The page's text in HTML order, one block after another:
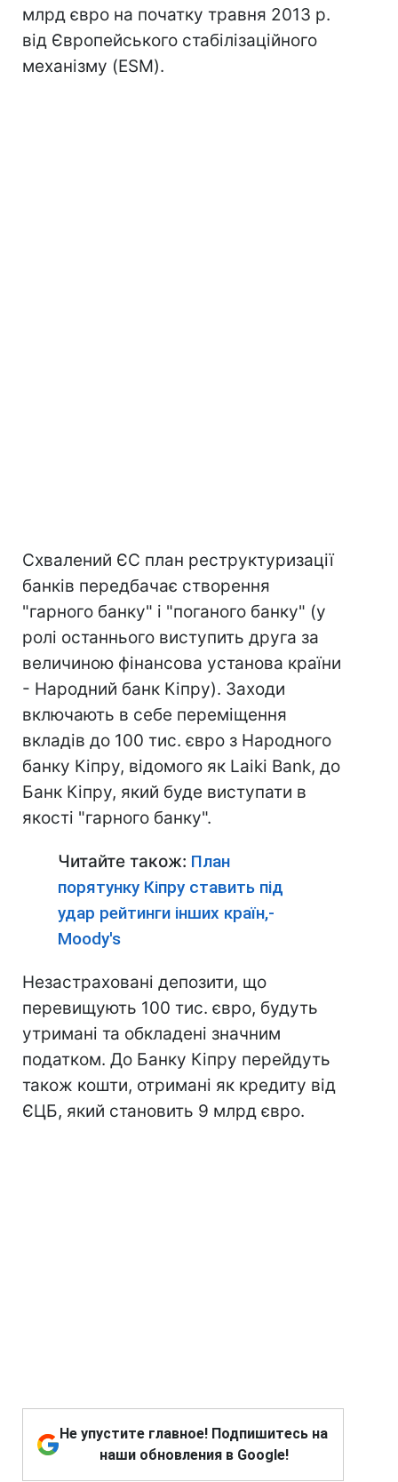
млрд євро на початку травня 2013 р.
від Європейського стабілізаційного
механізму (ESM).
Схвалений ЄС план реструктуризації
банків передбачає створення
"гарного банку" і "поганого банку" (у
ролі останнього виступить друга за
величиною фінансова установа країни
- Народний банк Кіпру). Заходи
включають в себе переміщення
вкладів до 100 тис. євро з Народного
банку Кіпру, відомого як Laiki Bank, до
Банк Кіпру, який буде виступати в
якості "гарного банку".
Читайте також: План
порятунку Кіпру ставить під
удар рейтинги інших країн,-
Мoody's
Незастраховані депозити, що
перевищують 100 тис. євро, будуть
утримані та обкладені значним
податком. До Банку Кіпру перейдуть
також кошти, отримані як кредиту від
ЄЦБ, який становить 9 млрд євро.
Не упустите главное! Подпишитесь на
наши обновления в Google!